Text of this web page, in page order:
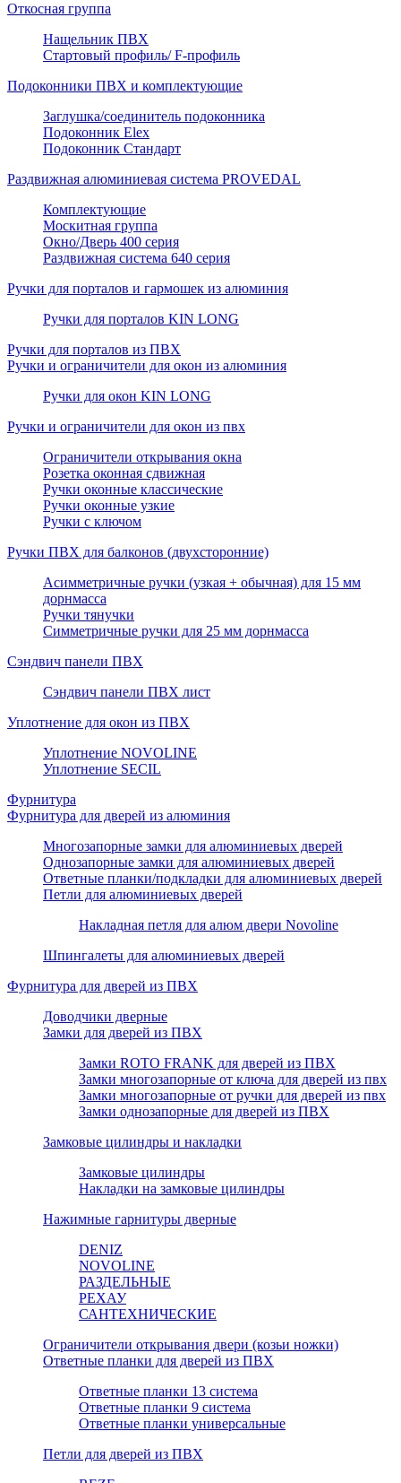
Откосная группа
Нащельник ПВХ
Стартовый профиль/ F-профиль
Подоконники ПВХ и комплектующие
Заглушка/соединитель подоконника
Подоконник Elex
Подоконник Стандарт
Раздвижная алюминиевая система PROVEDAL
Комплектующие
Москитная группа
Окно/Дверь 400 серия
Раздвижная система 640 серия
Ручки для порталов и гармошек из алюминия
Ручки для порталов KIN LONG
Ручки для порталов из ПВХ
Ручки и ограничители для окон из алюминия
Ручки для окон KIN LONG
Ручки и ограничители для окон из пвх
Ограничители открывания окна
Розетка оконная сдвижная
Ручки оконные классические
Ручки оконные узкие
Ручки с ключом
Ручки ПВХ для балконов (двухсторонние)
Асимметричные ручки (узкая + обычная) для 15 мм
дорнмасса
Ручки тянучки
Симметричные ручки для 25 мм дорнмасса
Сэндвич панели ПВХ
Сэндвич панели ПВХ лист
Уплотнение для окон из ПВХ
Уплотнение NOVOLINE
Уплотнение SECIL
Фурнитура
Фурнитура для дверей из алюминия
Многозапорные замки для алюминиевых дверей
Однозапорные замки для алюминиевых дверей
Ответные планки/подкладки для алюминиевых дверей
Петли для алюминиевых дверей
Накладная петля для алюм двери Novoline
Шпингалеты для алюминиевых дверей
Фурнитура для дверей из ПВХ
Доводчики дверные
Замки для дверей из ПВХ
Замки ROTO FRANK для дверей из ПВХ
Замки многозапорные от ключа для дверей из пвх
Замки многозапорные от ручки для дверей из пвх
Замки однозапорные для дверей из ПВХ
Замковые цилиндры и накладки
Замковые цилиндры
Накладки на замковые цилиндры
Нажимные гарнитуры дверные
DENIZ
NOVOLINE
РАЗДЕЛЬНЫЕ
РЕХАУ
САНТЕХНИЧЕСКИЕ
Ограничители открывания двери (козьи ножки)
Ответные планки для дверей из ПВХ
Ответные планки 13 система
Ответные планки 9 система
Ответные планки универсальные
Петли для дверей из ПВХ